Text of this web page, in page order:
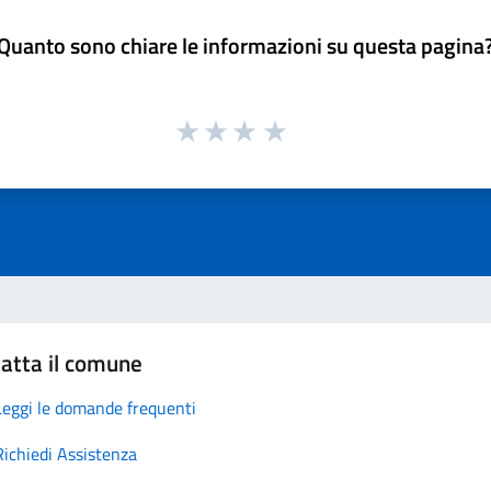
sono chiare le informazioni su questa
il comune
le domande frequenti
Assistenza